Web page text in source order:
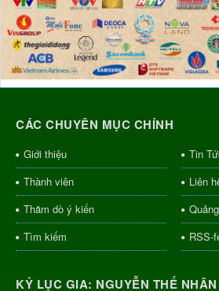
CÁC CHUYÊN MỤC CHÍNH
Giới thiệu
Tin
Thành viên
Liên
Thăm dò ý kiến
Tìm kiếm
RSS-
KỶ LỤC GIA: NGUYỄN THẾ NHÂN